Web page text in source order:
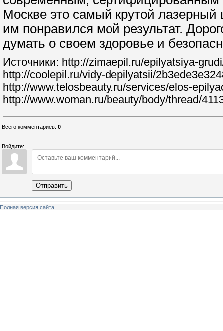
Москве это самый крутой лазерный
им понравился мой результат.
думать о своем здоровье и
Источники: http://zimaepil.ru/epilyatsiya-
http://coolepil.ru/vidy-depilyatsii/
http://www.telosbeauty.ru/services/elos-
http://www.woman.ru/beauty/body/thread/
Всего комментариев: 0
Войдите:
Отправить
Полная версия сайта